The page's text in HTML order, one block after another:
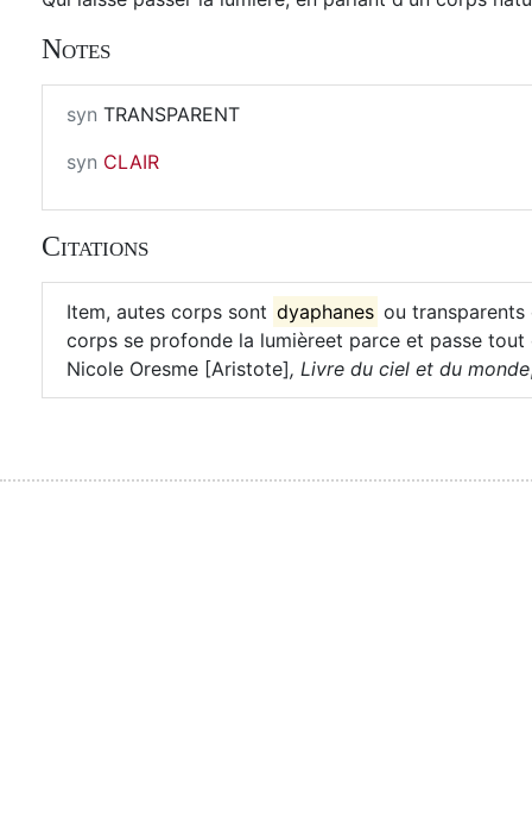
Notes
syn TRANSPARENT
syn CLAIR
Citations
Item, autes corps sont dyaphanes ou
corps se profonde la lumièreet parce et passe
Nicole Oresme [Aristote], Livre du ciel et du monde